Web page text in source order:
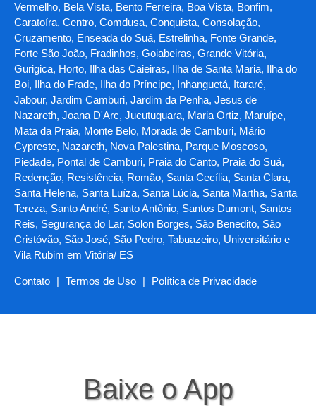
Vermelho, Bela Vista, Bento Ferreira, Boa Vista, Bonfim,
Caratoíra, Centro, Comdusa, Conquista, Consolação,
Cruzamento, Enseada do Suá, Estrelinha, Fonte Grande,
Forte São João, Fradinhos, Goiabeiras, Grande Vitória,
Gurigica, Horto, Ilha das Caieiras, Ilha de Santa Maria, Ilha do
Boi, Ilha do Frade, Ilha do Príncipe, Inhanguetá, Itararé,
Jabour, Jardim Camburi, Jardim da Penha, Jesus de
Nazareth, Joana D'Arc, Jucutuquara, Maria Ortiz, Maruípe,
Mata da Praia, Monte Belo, Morada de Camburi, Mário
Cypreste, Nazareth, Nova Palestina, Parque Moscoso,
Piedade, Pontal de Camburi, Praia do Canto, Praia do Suá,
Redenção, Resistência, Romão, Santa Cecília, Santa Clara,
Santa Helena, Santa Luíza, Santa Lúcia, Santa Martha, Santa
Tereza, Santo André, Santo Antônio, Santos Dumont, Santos
Reis, Segurança do Lar, Solon Borges, São Benedito, São
Cristóvão, São José, São Pedro, Tabuazeiro, Universitário e
Vila Rubim em Vitória/ ES
Contato | Termos de Uso | Política de Privacidade
Baixe o App